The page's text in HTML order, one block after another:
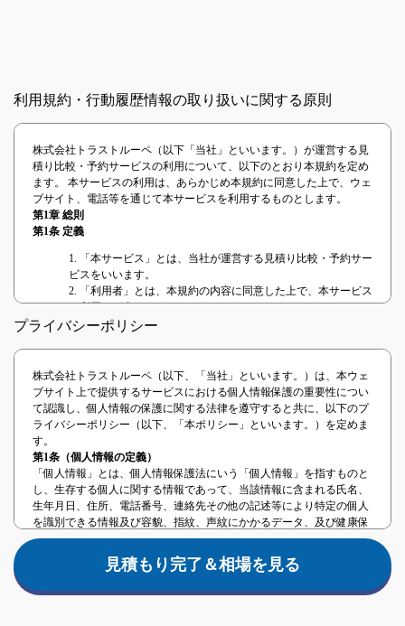
利用規約・行動履歴情報の取り扱いに関する原則
株式会社トラストルーペ（以下「当社」といいます。）が運営する見
積り比較・予約サービスの利用について、以下のとおり本規約を定め
ます。 本サービスの利用は、あらかじめ本規約に同意した上で、ウェ
ブサイト、電話等を通じて本サービスを利用するものとします。
第1章 総則
第1条 定義
1. 「本サービス」とは、当社が運営する見積り比較・予約サー
ビスをいいます。
2. 「利用者」とは、本規約の内容に同意した上で、本サービス
を利用する者をいいます。
3. 「提携事業者」とは、本サービスを提供するに当たり、当社
4. 「本契約」とは、本サービスの利用に関する契約をいいま
す。
第2条 本規約の範囲、適用
本規約は、利用者と当社との間における本サービスの利用について生
じる全ての法律関係に適用されます。 当社は、本規約に同意すること
を条件として、利用者に対し、本サービスの利用を許諾し、利用者と
当社との間における本契約が成立するものとします。
第3条 本規約等の変更
1. 当社は、次の各号のいずれかに該当する場合、利用者の承諾
を得ることなく、本規約の内容の変更（追加を含む。）ができ
るものとします。
(1) 本規約の変更が、利用者の一般の利益に適合するとき。
(2) 本規約の変更が、本契約の目的に反せず、かつ、変更の必
プライバシーポリシー
株式会社トラストルーペ（以下、「当社」といいます。）は、本ウェ
ブサイト上で提供するサービスにおける個人情報保護の重要性につい
て認識し、個人情報の保護に関する法律を遵守すると共に、以下のプ
ライバシーポリシー（以下、「本ポリシー」といいます。）を定めま
す。
第1条（個人情報の定義）
「個人情報」とは、個人情報保護法にいう「個人情報」を指すものと
し、生存する個人に関する情報であって、当該情報に含まれる氏名、
生年月日、住所、電話番号、連絡先その他の記述等により特定の個人
を識別できる情報及び容貌、指紋、声紋にかかるデータ、及び健康保
険証の保険者番号などの当該情報単体から特定の個人を識別できる情
報（個人識別情報）を指します。
第2条（事業者情報）見積もり完了＆相場を見る